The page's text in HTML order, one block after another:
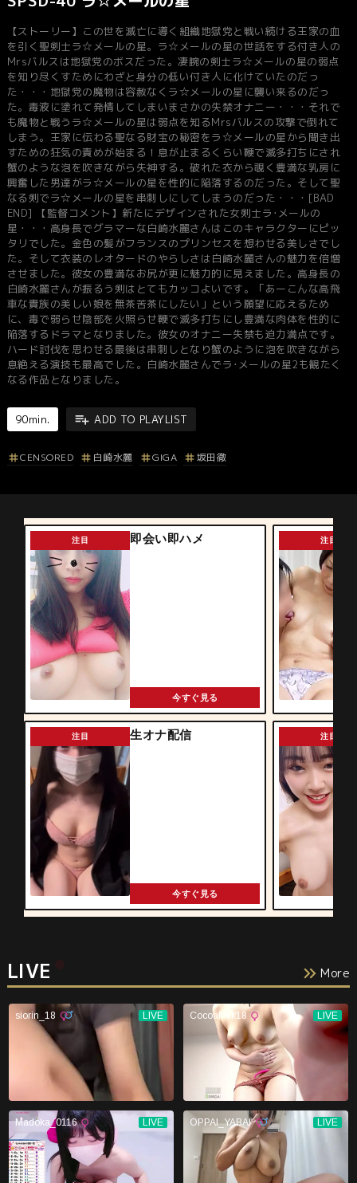
【ストーリー】この世を滅亡に導く組織地獄党と戦い続ける王家の血
を引く聖剣士ラ☆メールの星。ラ☆メールの星の世話をする付き人の
Mrsバルスは地獄党のボスだった。凄腕の剣士ラ☆メールの星の弱点
を知り尽くすためにわざと身分の低い付き人に化けていたのだっ
た・・・地獄党の魔物は容赦なくラ☆メールの星に襲い来るのだっ
た。毒液に塗れて発情してしまいまさかの失禁オナニー・・・それで
も魔物と戦うラ☆メールの星は弱点を知るMrsバルスの攻撃で倒れて
しまう。王家に伝わる聖なる財宝の秘密をラ☆メールの星から聞き出
すための狂気の責めが始まる！息が止まるくらい鞭で滅多打ちにされ
蟹のような泡を吹きながら失神する。破れた衣から覗く豊満な乳房に
興奮した男達がラ☆メールの星を性的に陥落するのだった。そして聖
なる剣でラ☆メールの星を串刺しにしてしまうのだった・・・[BAD
END] 【監督コメント】新たにデザインされた女剣士ラ･メールの
星・・・高身長でグラマーな白崎水麗さんはこのキャラクターにピッ
タリでした。金色の髪がフランスのプリンセスを想わせる美しさでし
た。そして衣装のレオタードのやらしさは白崎水麗さんの魅力を倍増
させました。彼女の豊満なお尻が更に魅力的に見えました。高身長の
白崎水麗さんが振るう剣はとてもカッコよいです。「あーこんな高飛
車な貴族の美しい娘を無茶苦茶にしたい」という願望に応えるため
に、毒で弱らせ陰部を火照らせ鞭で滅多打ちにし豊満な肉体を性的に
陥落するドラマとなりました。彼女のオナニー失禁も迫力満点です。
ハード討伐を思わせる最後は串刺しとなり蟹のように泡を吹きながら
息絶える演技も最高でした。白崎水麗さんでラ･メールの星2も観たく
なる作品となりました。
90min. ADD TO PLAYLIST
CENSORED 白崎水麗 GIGA 坂田徹
注目 即会い即ハメ
今すぐ見る
注目 生オナ配信
今すぐ見る
注目
注目
LIVE More